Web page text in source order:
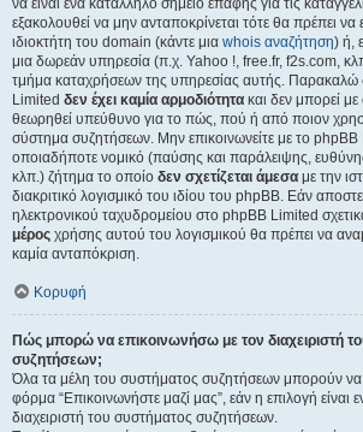
να είναι ένα κατάλληλο σημείο επαφής για τις
εξακολουθεί να μην ανταποκρίνεται τότε θα πρέπει να
ιδιοκτήτη του domain (κάντε μια whois αναζήτηση) ή,
μια δωρεάν υπηρεσία (π.χ. Yahoo !, free.fr, f2s.com,
τμήμα καταχρήσεων της υπηρεσίας αυτής. Παρακαλώ
Limited δεν έχει καμία αρμοδιότητα και δεν μπορεί
θεωρηθεί υπεύθυνο για το πώς, πού ή από ποιον
σύστημα συζητήσεων. Μην επικοινωνείτε με το phpBB
οποιαδήποτε νομικό (παύσης και παράλειψης,
κλπ.) ζήτημα το οποίο δεν σχετίζεται άμεσα με την
διακριτικό λογισμικό του ιδίου του phpBB. Εάν
ηλεκτρονικού ταχυδρομείου στο phpBB Limited
μέρος χρήσης αυτού του λογισμικού θα πρέπει να
καμία ανταπόκριση.
Κορυφή
Πώς μπορώ να επικοινωνήσω με τον διαχειριστή
συζητήσεων;
Όλα τα μέλη του συστήματος συζητήσεων μπορούν να
φόρμα “Επικοινωνήστε μαζί μας”, εάν η επιλογή είναι
διαχειριστή του συστήματος συζητήσεων.